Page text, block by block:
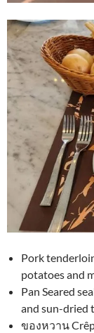
Pork
potatoes and
Pan Seared
and sun-dried
ของหวาน